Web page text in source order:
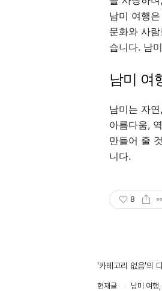
남미 여행
문화와 사
습니다. 남
남미 여
남미는 자
아름다움,
만들어 줄
니다.
8
'카테고리 없음'의
현재글 남미 여행